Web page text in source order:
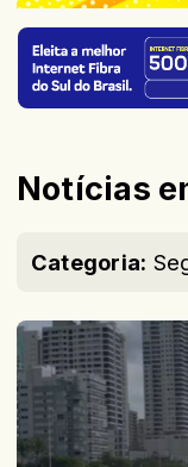
Notícias
Categoria: